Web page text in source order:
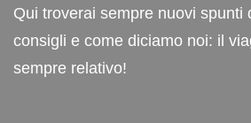
Qui troverai sempre nuovi spunti
consigli e come diciamo noi: il
sempre relativo!